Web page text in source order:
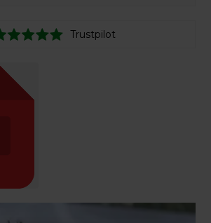
Trustpilot